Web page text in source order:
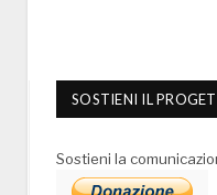
SOSTIENI IL
Sostieni la